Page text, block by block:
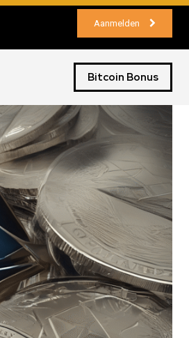
Aanmelden
Bitcoin Bonus